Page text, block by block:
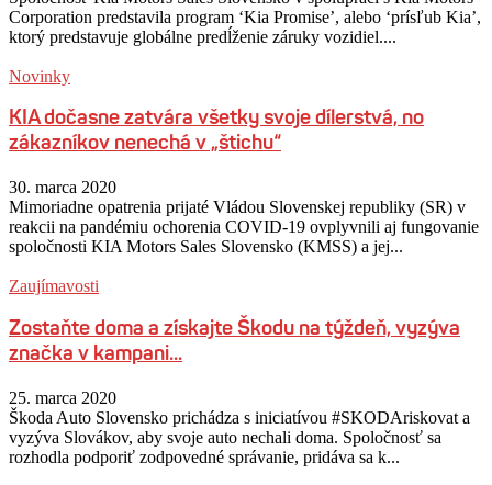
Corporation predstavila program ‘Kia Promise’, alebo ‘prísľub Kia’,
ktorý predstavuje globálne predĺženie záruky vozidiel....
Novinky
KIA dočasne zatvára všetky svoje dílerstvá, no
zákazníkov nenechá v „štichu“
30. marca 2020
Mimoriadne opatrenia prijaté Vládou Slovenskej republiky (SR) v
reakcii na pandémiu ochorenia COVID-19 ovplyvnili aj fungovanie
spoločnosti KIA Motors Sales Slovensko (KMSS) a jej...
Zaujímavosti
Zostaňte doma a získajte Škodu na týždeň, vyzýva
značka v kampani...
25. marca 2020
Škoda Auto Slovensko prichádza s iniciatívou #SKODAriskovat a
vyzýva Slovákov, aby svoje auto nechali doma. Spoločnosť sa
rozhodla podporiť zodpovedné správanie, pridáva sa k...